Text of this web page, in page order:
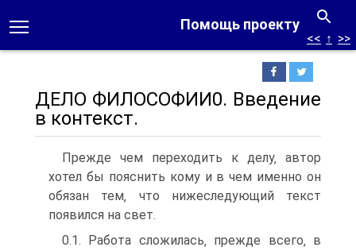
Помощь проекту
<< ↑ >>
ДЕЛО ФИЛОСОФИИ0. Введение
в контекст.
Прежде чем переходить к делу‚ автор
хотел бы пояснить кому и в чем именно он
обязан тем‚ что нижеследующий текст
появился на свет.
0.1. Работа сложилась‚ прежде всего‚ в